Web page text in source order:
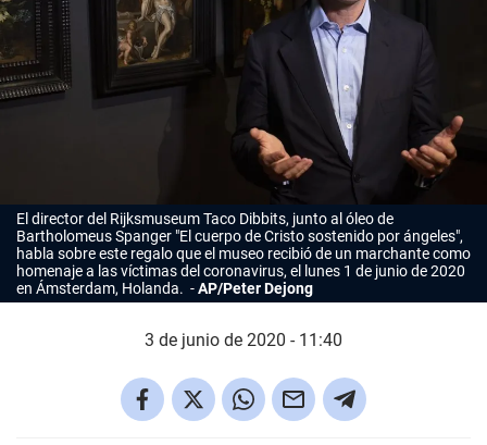
El director del Rijksmuseum Taco Dibbits, junto al óleo de
Bartholomeus Spanger "El cuerpo de Cristo sostenido por ángeles",
habla sobre este regalo que el museo recibió de un marchante como
homenaje a las víctimas del coronavirus, el lunes 1 de junio de 2020
en Ámsterdam, Holanda.
AP/Peter Dejong
3 de junio de 2020 - 11:40